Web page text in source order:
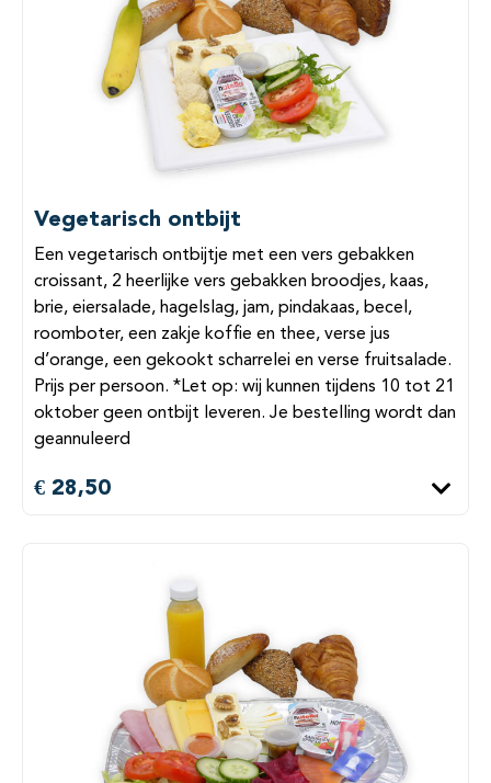
Vegetarisch ontbijt
Een vegetarisch ontbijtje met een vers gebakken
croissant, 2 heerlijke vers gebakken broodjes, kaas,
brie, eiersalade, hagelslag, jam, pindakaas, becel,
roomboter, een zakje koffie en thee, verse jus
d’orange, een gekookt scharrelei en verse fruitsalade.
Prijs per persoon. *Let op: wij kunnen tijdens 10 tot 21
oktober geen ontbijt leveren. Je bestelling wordt dan
geannuleerd
€ 28,50